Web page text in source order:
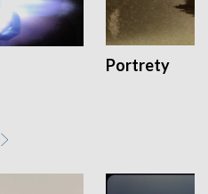
Portrety